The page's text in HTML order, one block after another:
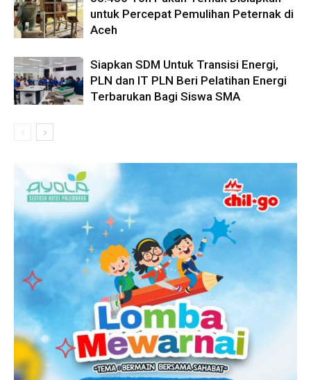
untuk Percepat Pemulihan Peternak di
Aceh
Siapkan SDM Untuk Transisi Energi,
PLN dan IT PLN Beri Pelatihan Energi
Terbarukan Bagi Siswa SMA